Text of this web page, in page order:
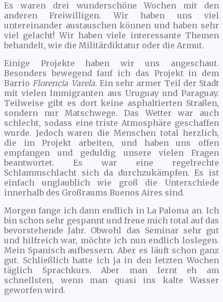
Es waren drei wunderschöne Wochen mit den
anderen Freiwilligen. Wir haben uns viel
untereinander austauschen können und haben sehr
viel gelacht! Wir haben viele interessante Themen
behandelt, wie die Militärdiktatur oder die Armut.
Einige Projekte haben wir uns angeschaut.
Besonders bewegend fanf ich das Projekt in dem
Barrio Florencia Varela. Ein sehr armer Teil der Stadt
mit vielen Immigranten aus Uruguay und Paraguay.
Teilweise gibt es dort keine asphaltierten Straßen,
sondern nur Matschwege. Das Wetter war auch
schlecht, sodass eine triste Atmosphäre geschaffen
wurde. Jedoch waren die Menschen total herzlich,
die im Projekt arbeiten, und haben uns offen
empfangen und geduldig unsere vielen Fragen
beantwortet. Es war eine regelrechte
Schlammschlacht sich da durchzukämpfen. Es ist
einfach unglaublich wie groß die Unterschiede
innerhalb des Großraums Buenos Aires sind.
Morgen fange ich dann endlich in La Paloma an. Ich
bin schon sehr gespannt und freue mich total auf das
bevorstehende Jahr. Obwohl das Seminar sehr gut
und hilfreich war, möchte ich nun endlich loslegen.
Mein Spanisch aufbessern. Aber es läuft schon ganz
gut. Schließlich hatte ich ja in den letzten Wochen
täglich Sprachkurs. Aber man lernt eh am
schnellsten, wenn man quasi ins kalte Wasser
geworfen wird.